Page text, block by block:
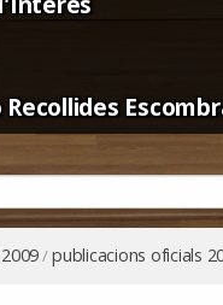
2009/publicacions oficials